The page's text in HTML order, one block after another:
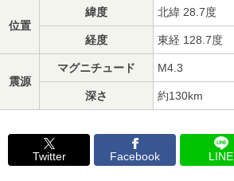
位置
緯度 北緯 28.7度
経度 東経 128.7度
震源
マグニチュード M4.3
深さ 約130km
Twitter Facebook LINE